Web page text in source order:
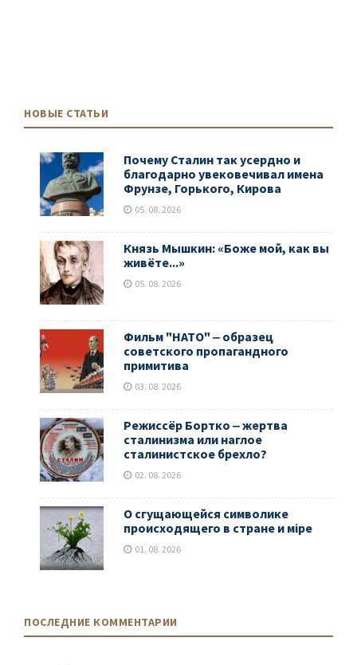
НОВЫЕ СТАТЬИ
Почему Сталин так усердно и
благодарно увековечивал имена
Фрунзе, Горького, Кирова
05. 08. 2026
Князь Мышкин: «Боже мой, как вы
живёте...»
05. 08. 2026
Фильм "НАТО" ‒ образец
советского пропагандного
примитива
03. 08. 2026
Режиссёр Бортко ‒ жертва
сталинизма или наглое
сталинистское брехло?
02. 08. 2026
О сгущающейся символике
происходящего в стране и мiре
01. 08. 2026
ПОСЛЕДНИЕ КОММЕНТАРИИ